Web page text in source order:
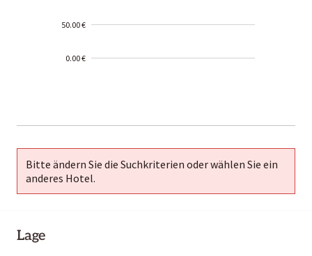
50.00 €
0.00 €
01-02
Bitte ändern Sie die Suchkriterien oder wählen Sie ein
anderes Hotel.
Lage